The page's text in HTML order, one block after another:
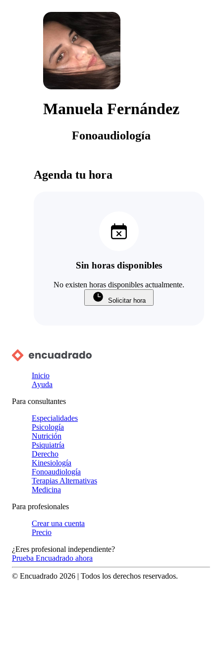
Manuela Fernández
Fonoaudiología
Agenda tu hora
Sin horas disponibles
No existen horas disponibles actualmente.
Solicitar hora
Inicio
Ayuda
Para consultantes
Especialidades
Psicología
Nutrición
Psiquiatría
Derecho
Kinesiología
Fonoaudiología
Terapias Alternativas
Medicina
Para profesionales
Crear una cuenta
Precio
¿Eres profesional independiente?
Prueba Encuadrado ahora
© Encuadrado 2026 | Todos los derechos reservados.